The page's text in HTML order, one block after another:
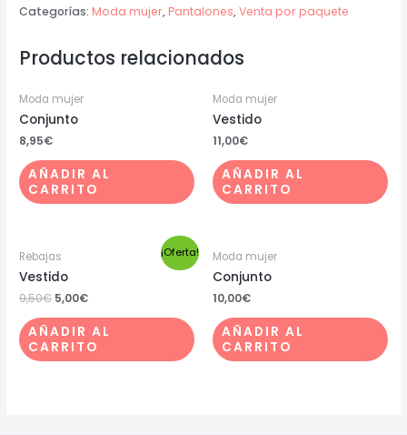
Categorías: Moda mujer, Pantalones,Venta por paquete
Productos relacionados
Moda mujer
Conjunto
8,95€
AÑADIR AL
CARRITO
Moda mujer
Vestido
11,00€
AÑADIR AL
CARRITO
¡Oferta!
Rebajas
Vestido
9,50€ 5,00€
AÑADIR AL
CARRITO
Moda mujer
Conjunto
10,00€
AÑADIR AL
CARRITO